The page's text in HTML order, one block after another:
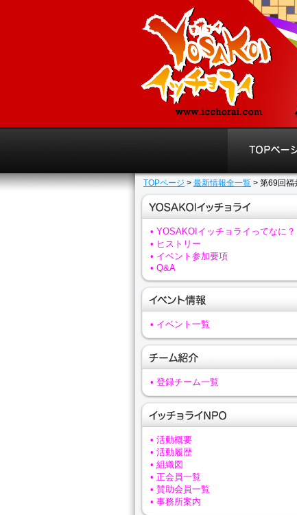
TOPページ > 最新情報全一覧 > 第69回
• YOSAKOIイッチョライってなに？
• ヒストリー
• イベント参加要項
• Q&A
• イベント一覧
• 登録チーム一覧
• 活動概要
• 活動履歴
• 組織図
• 正会員一覧
• 賛助会員一覧
• 事務所案内